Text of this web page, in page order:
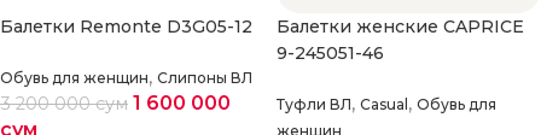
Балетки Remonte D3G05-12
Обувь для женщин, Слипоны ВЛ
3 200 000сум 1 600 000
сум
Балетки женские CAPRICE
9-245051-46
Туфли ВЛ, Casual , Обувь для
женщин